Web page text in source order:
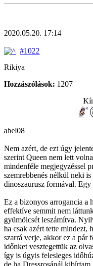
2020.05.20. 17:14
#1022
Rikiya
Hozzászólások: 1207
abel08
Nem azért, de ezt úgy
szerint Queen nem lett
mindenféle megjegyzéssel
szemrebbenés nélkül neki is
dinoszaurusz formával. Egy
Ez a bizonyos arrogancia a
effektíve semmit nem
gyümölcsét leszámítva.
ha csak azért tette mindezt,
szarrá verje, akkor ez a pár
időnket vesztegettük az
így is úgyis felesleges
de ha Dressrosánál